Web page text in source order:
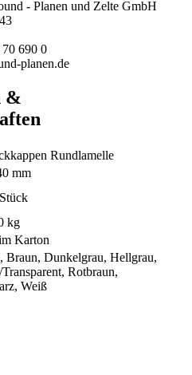
- Planen und Zelte GmbH
690 0
planen.de
&
Rundlamelle
mm
kg
Karton
Braun, Dunkelgrau, Hellgrau,
Rotbraun,
Weiß